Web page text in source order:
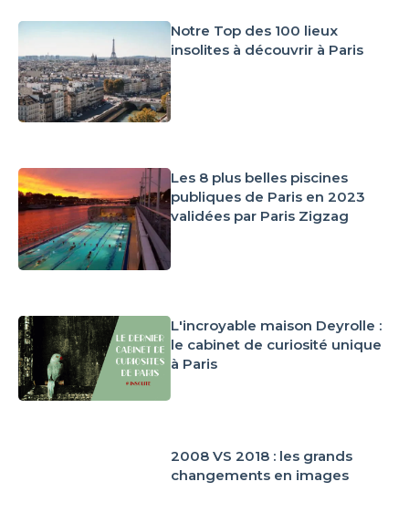
Notre Top des 100 lieux
insolites à découvrir à Paris
Les 8 plus belles piscines
publiques de Paris en 2023
validées par Paris Zigzag
L'incroyable maison Deyrolle :
le cabinet de curiosité unique
à Paris
2008 VS 2018 : les grands
changements en images